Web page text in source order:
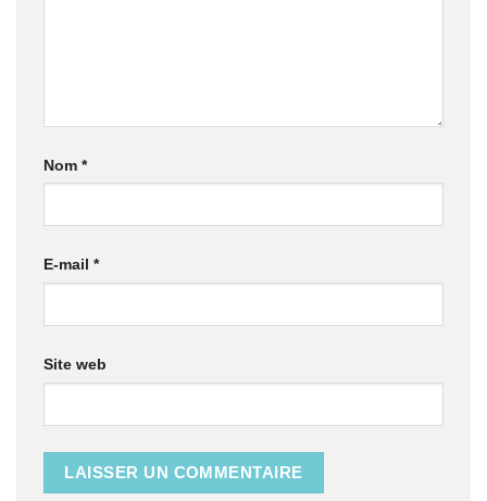
Nom *
E-mail *
Site web